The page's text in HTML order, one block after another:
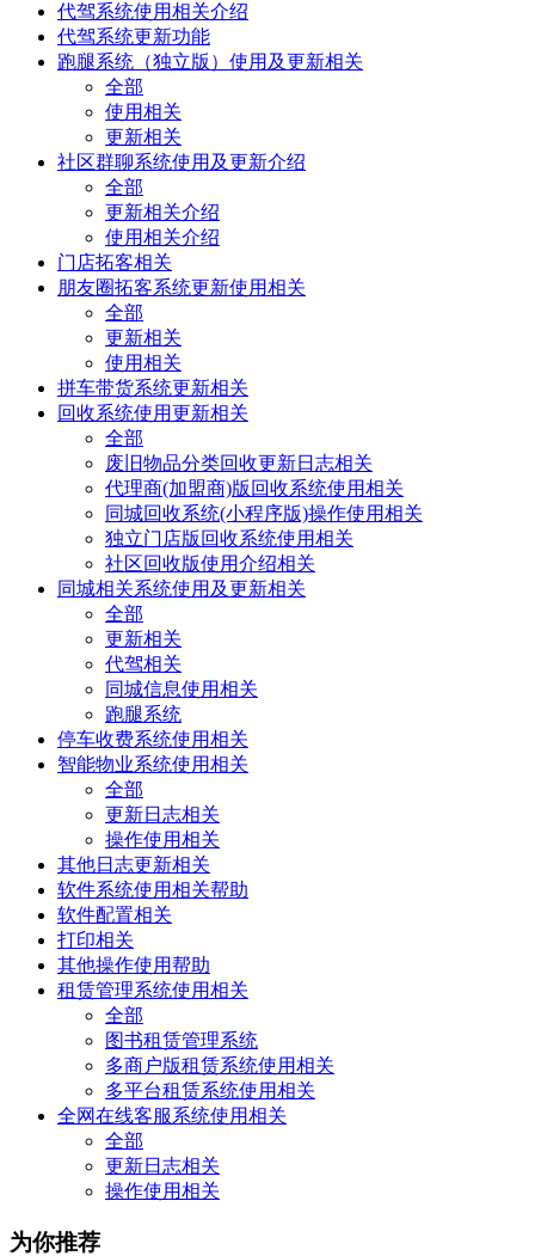
代驾系统使用相关介绍
代驾系统更新功能
跑腿系统（独立版）使用及更新相关
全部
使用相关
更新相关
社区群聊系统使用及更新介绍
全部
更新相关介绍
使用相关介绍
门店拓客相关
朋友圈拓客系统更新使用相关
全部
更新相关
使用相关
拼车带货系统更新相关
回收系统使用更新相关
全部
废旧物品分类回收更新日志相关
代理商(加盟商)版回收系统使用相关
同城回收系统(小程序版)操作使用相关
独立门店版回收系统使用相关
社区回收版使用介绍相关
同城相关系统使用及更新相关
全部
更新相关
代驾相关
同城信息使用相关
跑腿系统
停车收费系统使用相关
智能物业系统使用相关
全部
更新日志相关
操作使用相关
其他日志更新相关
软件系统使用相关帮助
软件配置相关
打印相关
其他操作使用帮助
租赁管理系统使用相关
全部
图书租赁管理系统
多商户版租赁系统使用相关
多平台租赁系统使用相关
全网在线客服系统使用相关
全部
更新日志相关
操作使用相关
为你推荐